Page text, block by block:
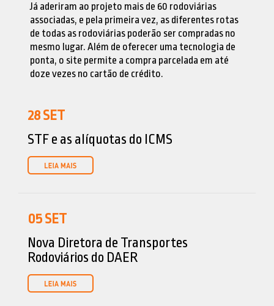
Já aderiram ao projeto mais de 60 rodoviárias
associadas, e pela primeira vez, as diferentes rotas
de todas as rodoviárias poderão ser compradas no
mesmo lugar. Além de oferecer uma tecnologia de
ponta, o site permite a compra parcelada em até
doze vezes no cartão de crédito.
28SET
STF e as alíquotas do ICMS
05SET
Nova Diretora de Transportes
Rodoviários do DAER